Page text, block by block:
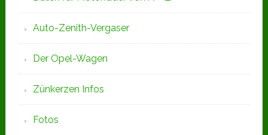
Auto-Zenith-Vergaser
Der Opel-Wagen
Zünkerzen Infos
Fotos